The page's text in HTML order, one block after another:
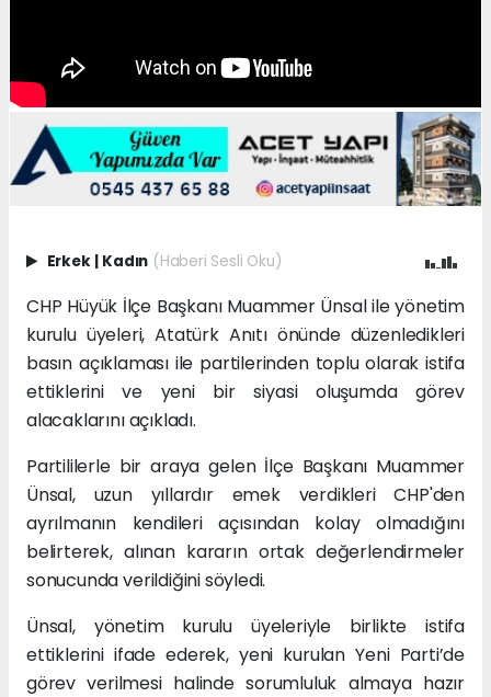
Erkek | Kadın (Haberi Sesli Oku)
CHP Hüyük İlçe Başkanı Muammer Ünsal ile yönetim
kurulu üyeleri, Atatürk Anıtı önünde düzenledikleri
basın açıklaması ile partilerinden toplu olarak istifa
ettiklerini ve yeni bir siyasi oluşumda görev
alacaklarını açıkladı.
Partililerle bir araya gelen İlçe Başkanı Muammer
Ünsal, uzun yıllardır emek verdikleri CHP'den
ayrılmanın kendileri açısından kolay olmadığını
belirterek, alınan kararın ortak değerlendirmeler
sonucunda verildiğini söyledi.
Ünsal, yönetim kurulu üyeleriyle birlikte istifa
ettiklerini ifade ederek, yeni kurulan Yeni Parti’de
görev verilmesi halinde sorumluluk almaya hazır